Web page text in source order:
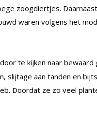
zoogdiertjes.
waren volgens het
te kijken naar bewaard
slijtage aan tanden en
Doordat ze zo veel